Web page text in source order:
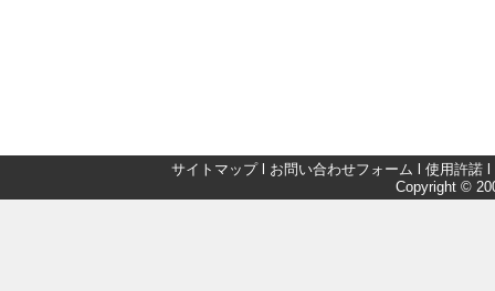
サイトマップl お問い合わせフォーム 使用許諾
Copyright ©